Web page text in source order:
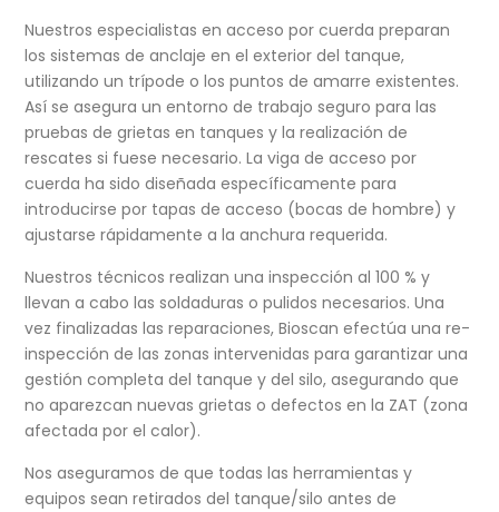
Nuestros especialistas en acceso por cuerda preparan
los sistemas de anclaje en el exterior del tanque,
utilizando un trípode o los puntos de amarre existentes.
Así se asegura un entorno de trabajo seguro para las
pruebas de grietas en tanques y la realización de
rescates si fuese necesario. La viga de acceso por
cuerda ha sido diseñada específicamente para
introducirse por tapas de acceso (bocas de hombre) y
ajustarse rápidamente a la anchura requerida.
Nuestros técnicos realizan una inspección al 100 % y
llevan a cabo las soldaduras o pulidos necesarios. Una
vez finalizadas las reparaciones, Bioscan efectúa una re-
inspección de las zonas intervenidas para garantizar una
gestión completa del tanque y del silo, asegurando que
no aparezcan nuevas grietas o defectos en la ZAT (zona
afectada por el calor).
Nos aseguramos de que todas las herramientas y
equipos sean retirados del tanque/silo antes de